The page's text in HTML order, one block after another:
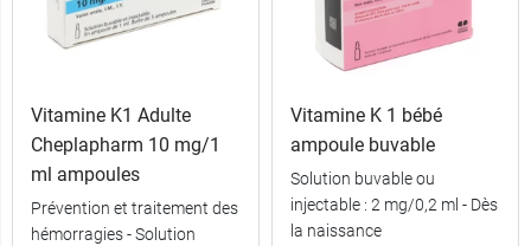
Vitamine K1 Adulte
Cheplapharm 10 mg/1
ml ampoules
Prévention et traitement des
hémorragies - Solution
Vitamine K 1 bébé
ampoule buvable
Solution buvable ou
injectable : 2 mg/0,2 ml - Dès
la naissance